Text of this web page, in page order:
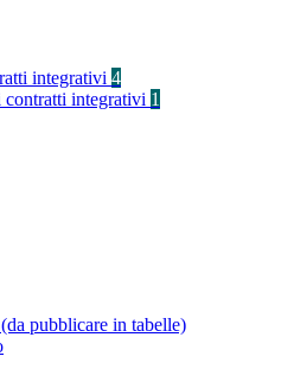
integrativi 4
contratti integrativi 1
pubblicare in tabelle)